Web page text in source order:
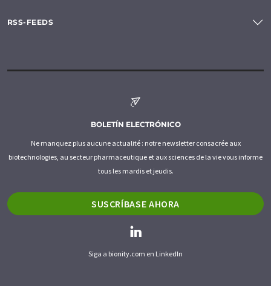
RSS-FEEDS
BOLETÍN ELECTRÓNICO
Ne manquez plus aucune actualité : notre newsletter consacrée aux
biotechnologies, au secteur pharmaceutique et aux sciences de la vie vous informe
tous les mardis et jeudis.
SUSCRÍBASE AHORA
Siga a bionity.com en LinkedIn